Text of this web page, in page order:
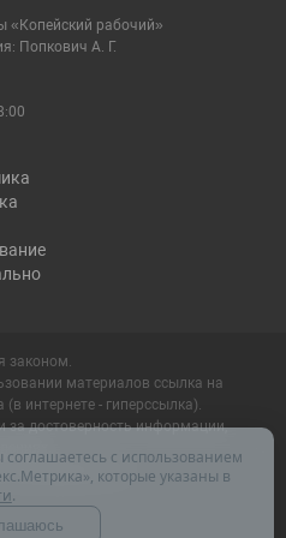
«Копейский рабочий»
Попкович А. Г.
законом.
материалов ссылка на
интернете - гиперссылка).
за достоверность информации,
материалы 16+
с использованием
которые указаны в
.